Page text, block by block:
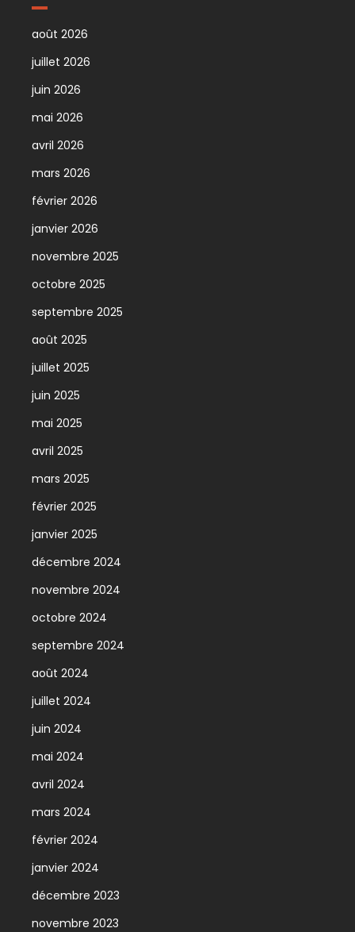
août 2026
juillet 2026
juin 2026
mai 2026
avril 2026
mars 2026
février 2026
janvier 2026
novembre 2025
octobre 2025
septembre 2025
août 2025
juillet 2025
juin 2025
mai 2025
avril 2025
mars 2025
février 2025
janvier 2025
décembre 2024
novembre 2024
octobre 2024
septembre 2024
août 2024
juillet 2024
juin 2024
mai 2024
avril 2024
mars 2024
février 2024
janvier 2024
décembre 2023
novembre 2023